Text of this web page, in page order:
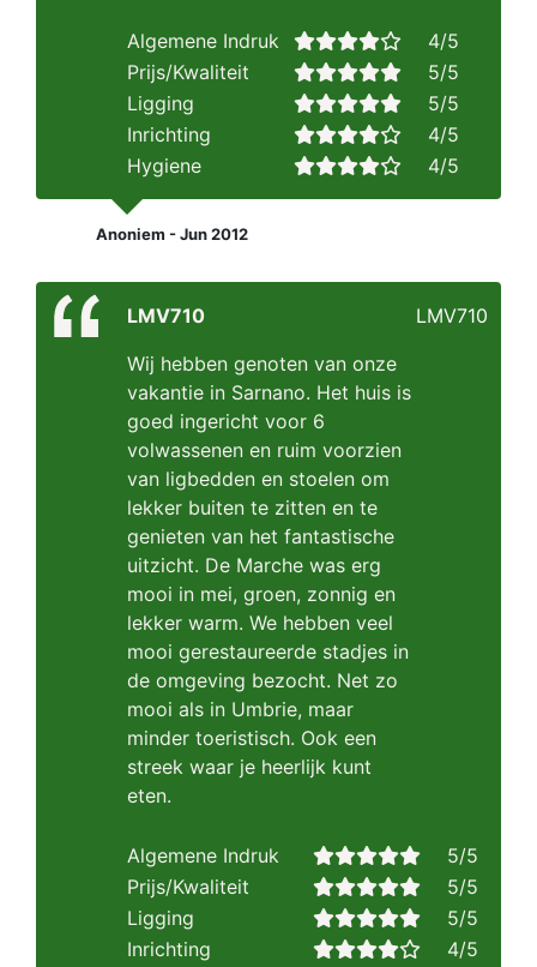
Algemene Indruk
4/5
Prijs/Kwaliteit
5/5
Ligging
5/5
Inrichting
4/5
Hygiene
4/5
Anoniem - Jun 2012
LMV710
Wij hebben genoten van onze
vakantie in Sarnano. Het huis is
goed ingericht voor 6
volwassenen en ruim voorzien
van ligbedden en stoelen om
lekker buiten te zitten en te
genieten van het fantastische
uitzicht. De Marche was erg
mooi in mei, groen, zonnig en
lekker warm. We hebben veel
mooi gerestaureerde stadjes in
de omgeving bezocht. Net zo
mooi als in Umbrie, maar
minder toeristisch. Ook een
streek waar je heerlijk kunt
eten.
LMV710
Algemene Indruk
5/5
Prijs/Kwaliteit
5/5
Ligging
5/5
Inrichting
4/5